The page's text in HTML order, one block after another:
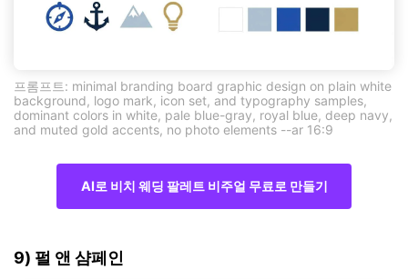
프롬프트: minimal branding board graphic design on plain white
background, logo mark, icon set, and typography samples,
dominant colors in white, pale blue-gray, royal blue, deep navy,
and muted gold accents, no photo elements --ar 16:9
AI로 비치 웨딩 팔레트 비주얼 무료로 만들기
9) 펄 앤 샴페인